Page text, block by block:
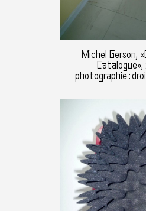
Michel Gerson,
Catalogue»,
photographie :